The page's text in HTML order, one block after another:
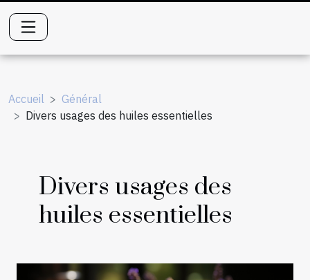
Accueil
Général
Divers usages des huiles essentielles
Divers usages des
huiles essentielles